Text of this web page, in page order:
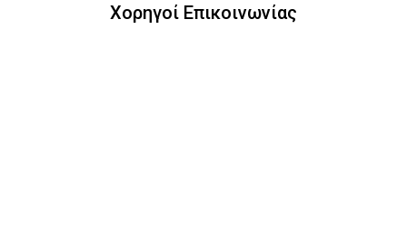
Χορηγοί Επικοινωνίας